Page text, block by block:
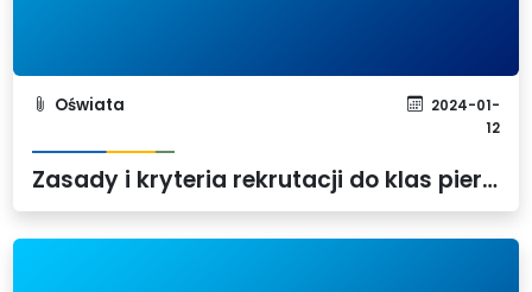
Oświata
2024-01-
12
Zasady i kryteria rekrutacji do klas pierwszych szkół podstawowych prowadzonych przez Gminę Dobra